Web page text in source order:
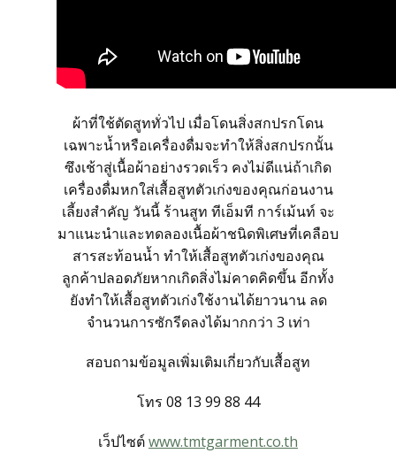
สั่งตัดชุดสูทออนไลน์
บริการให้เช่าชุดสูท
บริการแก้ไขชุดสูท
บริการซักแห้งและดูแลชุดสูท
ลูกค้าที่ใช้บริการกับเรา
รีวิวจากลูกค้า
บทความแนะนำ
ผ้าที่ใช้ตัดสูททั่วไป เมื่อโดนสิ่งสกปรกโดน
เฉพาะน้ำหรือเครื่องดื่มจะทำให้สิ่งสกปรกนั้น
ซึงเช้าสู่เนื้อผ้าอย่างรวดเร็ว คงไม่ดีแน่ถ้าเกิด
เครื่องดื่มหกใส่เสื้อสูทตัวเก่งของคุณก่อนงาน
เลี้ยงสำคัญ วันนี้ ร้านสูท ทีเอ็มที การ์เม้นท์ จะ
มาแนะนำและทดลองเนื้อผ้าชนิดพิเศษที่เคลือบ
สารสะท้อนน้ำ ทำให้เสื้อสูทตัวเก่งของคุณ
ลูกค้าปลอดภัยหากเกิดสิ่งไม่คาดคิดขึ้น อีกทั้ง
ยังทำให้เสื้อสูทตัวเก่งใช้งานได้ยาวนาน ลด
จำนวนการซักรีดลงได้มากกว่า 3 เท่า
สอบถามข้อมูลเพิ่มเติมเกี่ยวกับเสื้อสูท
โทร 08 13 99 88 44
เว็ปไซต์www.tmtgarment.co.th